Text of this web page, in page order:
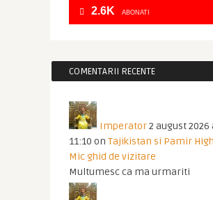
2.6K ABONATI
COMENTARII RECENTE
Imperator2 august 2026
11:10 on Tajikistan si Pamir
Mic ghid de vizitare
Multumesc ca ma urmariti